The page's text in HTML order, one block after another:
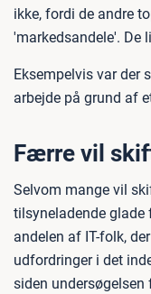
ikke, fordi de andre
'markedsandele'. De
Eksempelvis var der
arbejde på grund af
Færre vil
Selvom mange vil
tilsyneladende
andelen af IT-folk,
udfordringer i det
siden undersøgelsen